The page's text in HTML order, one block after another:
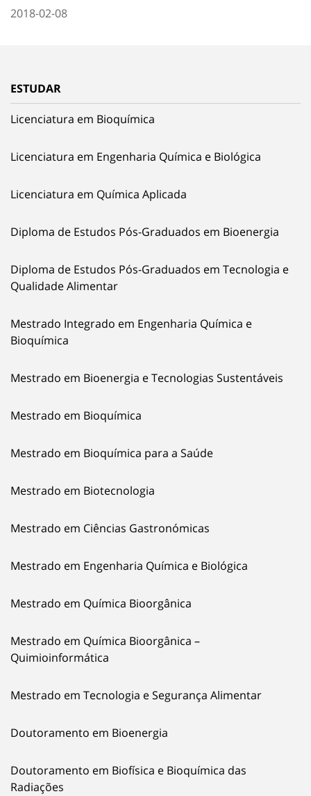
2018-02-08
ESTUDAR
Licenciatura em Bioquímica
Licenciatura em Engenharia Química e Biológica
Licenciatura em Química Aplicada
Diploma de Estudos Pós-Graduados em Bioenergia
Diploma de Estudos Pós-Graduados em Tecnologia e
Qualidade Alimentar
Mestrado Integrado em Engenharia Química e
Bioquímica
Mestrado em Bioenergia e Tecnologias Sustentáveis
Mestrado em Bioquímica
Mestrado em Bioquímica para a Saúde
Mestrado em Biotecnologia
Mestrado em Ciências Gastronómicas
Mestrado em Engenharia Química e Biológica
Mestrado em Química Bioorgânica
Mestrado em Química Bioorgânica –
Quimioinformática
Mestrado em Tecnologia e Segurança Alimentar
Doutoramento em Bioenergia
Doutoramento em Biofísica e Bioquímica das
Radiações